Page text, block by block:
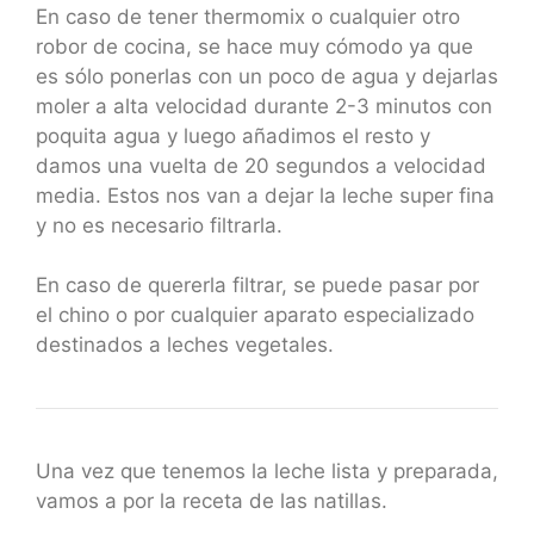
En caso de tener thermomix o cualquier otro
robor de cocina, se hace muy cómodo ya que
es sólo ponerlas con un poco de agua y dejarlas
moler a alta velocidad durante 2-3 minutos con
poquita agua y luego añadimos el resto y
damos una vuelta de 20 segundos a velocidad
media. Estos nos van a dejar la leche super fina
y no es necesario filtrarla.
En caso de quererla filtrar, se puede pasar por
el chino o por cualquier aparato especializado
destinados a leches vegetales.
Una vez que tenemos la leche lista y preparada,
vamos a por la receta de las natillas.